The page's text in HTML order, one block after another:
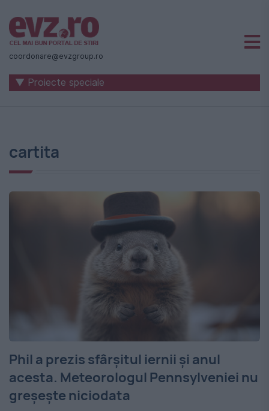
Știri
naționale
internaționale
-
Evenimentul
Zilei
coordonare@evzgroup.ro
▼ Proiecte speciale
cartita
Phil a prezis sfârșitul iernii și anul
acesta. Meteorologul Pennsylveniei nu
greșește niciodata